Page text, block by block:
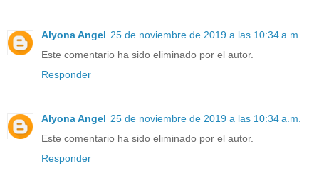
Alyona Angel 25 de noviembre de 2019 a las 10:34 a.m.
Este comentario ha sido eliminado por el autor.
Responder
Alyona Angel 25 de noviembre de 2019 a las 10:34 a.m.
Este comentario ha sido eliminado por el autor.
Responder